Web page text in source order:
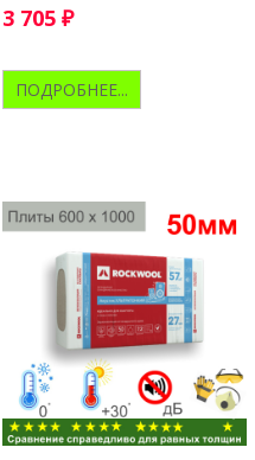
3 705 ₽
ПОДРОБНЕЕ...